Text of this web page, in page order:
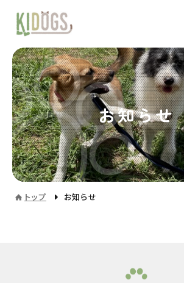
お知らせ
トップ お知らせ